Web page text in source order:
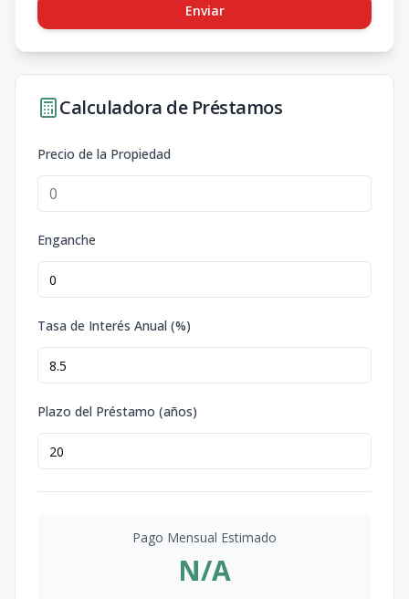
Enviar
Calculadora de Préstamos
Precio de la Propiedad
Enganche
Tasa de Interés Anual (%)
Plazo del Préstamo (años)
Pago Mensual Estimado
N/A